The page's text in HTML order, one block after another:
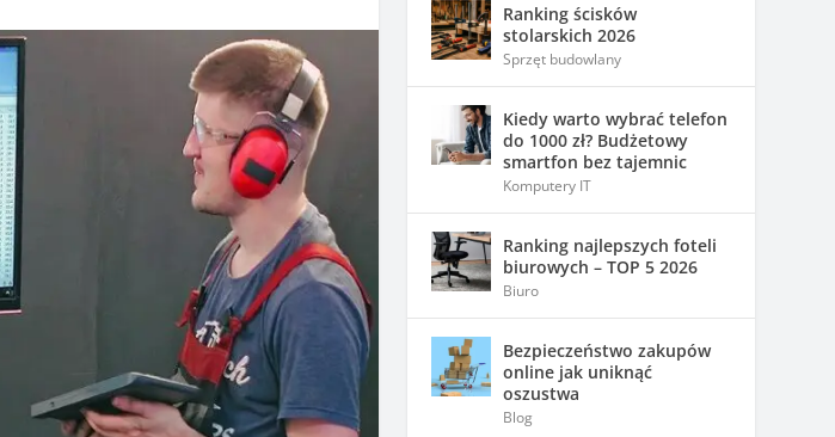
Ranking ścisków
stolarskich 2026
Sprzęt budowlany
Kiedy warto wybrać telefon
do 1000 zł? Budżetowy
smartfon bez tajemnic
Komputery IT
Ranking najlepszych foteli
biurowych – TOP 5 2026
Biuro
Bezpieczeństwo zakupów
online jak uniknąć
oszustwa
Blog